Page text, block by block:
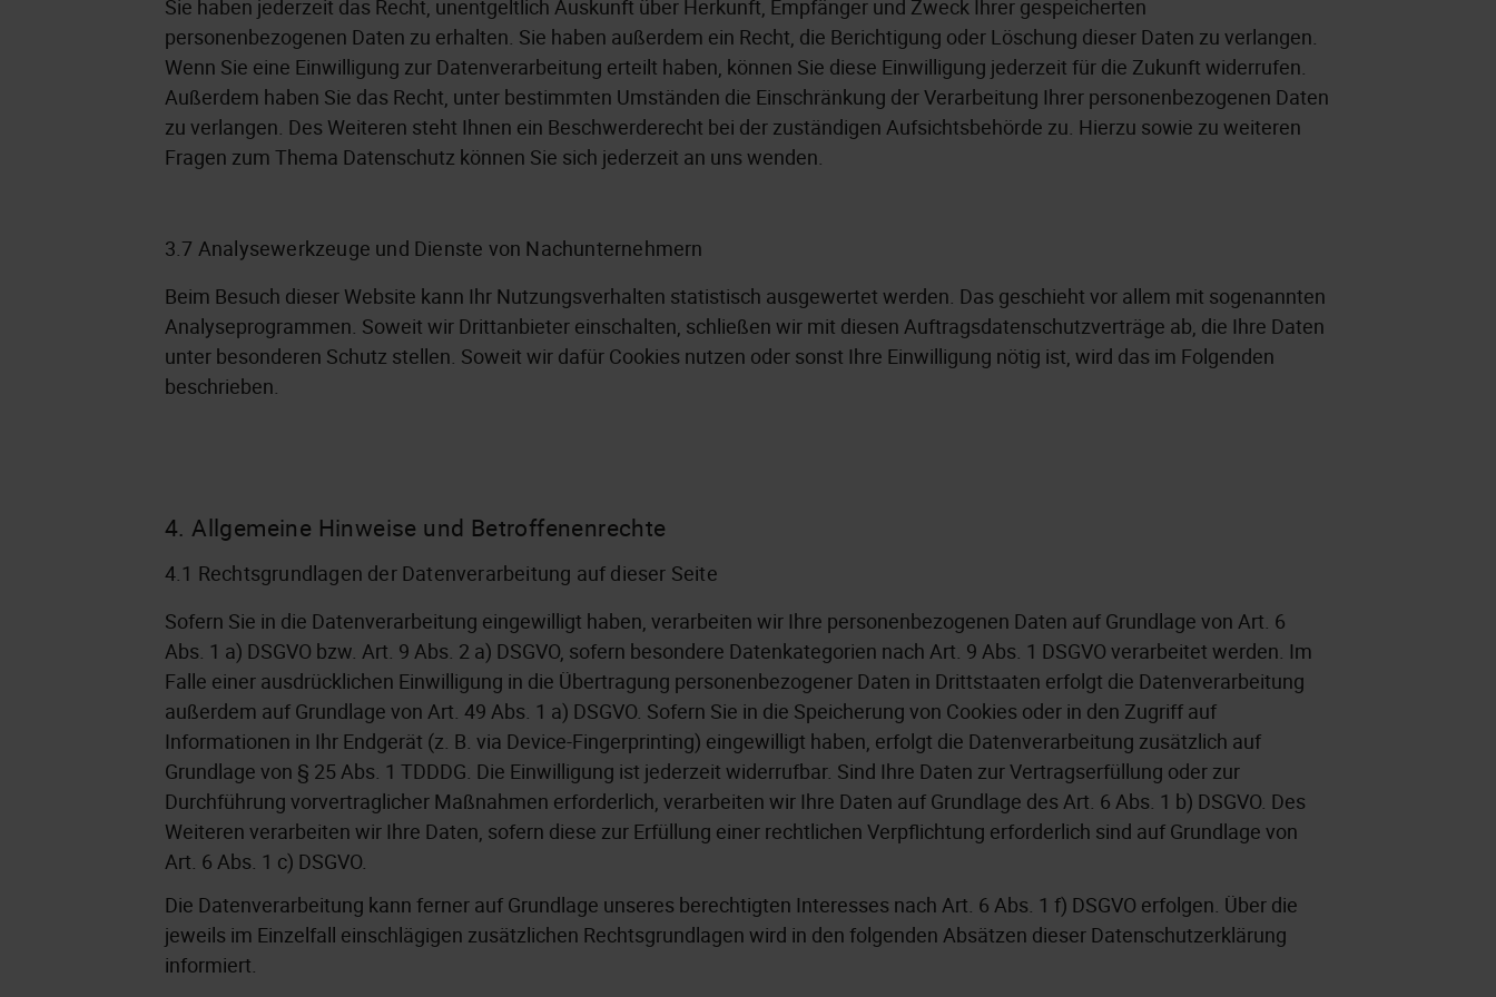
Sie haben jederzeit das Recht, unentgeltlich Auskunft über Herkunft, Empfänger und Zweck Ihrer gespeicherten
personenbezogenen Daten zu erhalten. Sie haben außerdem ein Recht, die Berichtigung oder Löschung dieser Daten zu verlangen.
Wenn Sie eine Einwilligung zur Datenverarbeitung erteilt haben, können Sie diese Einwilligung jederzeit für die Zukunft widerrufen.
Außerdem haben Sie das Recht, unter bestimmten Umständen die Einschränkung der Verarbeitung Ihrer personenbezogenen Daten
zu verlangen. Des Weiteren steht Ihnen ein Beschwerderecht bei der zuständigen Aufsichtsbehörde zu. Hierzu sowie zu weiteren
Fragen zum Thema Datenschutz können Sie sich jederzeit an uns wenden.
3.7 Analysewerkzeuge und Dienste von Nachunternehmern
Beim Besuch dieser Website kann Ihr Nutzungsverhalten statistisch ausgewertet werden. Das geschieht vor allem mit sogenannten
Analyseprogrammen. Soweit wir Drittanbieter einschalten, schließen wir mit diesen Auftragsdatenschutzverträge ab, die Ihre Daten
unter besonderen Schutz stellen. Soweit wir dafür Cookies nutzen oder sonst Ihre Einwilligung nötig ist, wird das im Folgenden
beschrieben.
4. Allgemeine Hinweise und Betroffenenrechte
4.1 Rechtsgrundlagen der Datenverarbeitung auf dieser Seite
Sofern Sie in die Datenverarbeitung eingewilligt haben, verarbeiten wir Ihre personenbezogenen Daten auf Grundlage von Art. 6
Abs. 1 a) DSGVO bzw. Art. 9 Abs. 2 a) DSGVO, sofern besondere Datenkategorien nach Art. 9 Abs. 1 DSGVO verarbeitet werden. Im
Falle einer ausdrücklichen Einwilligung in die Übertragung personenbezogener Daten in Drittstaaten erfolgt die Datenverarbeitung
außerdem auf Grundlage von Art. 49 Abs. 1 a) DSGVO. Sofern Sie in die Speicherung von Cookies oder in den Zugriff auf
Informationen in Ihr Endgerät (z. B. via Device-Fingerprinting) eingewilligt haben, erfolgt die Datenverarbeitung zusätzlich auf
Grundlage von § 25 Abs. 1 TDDDG. Die Einwilligung ist jederzeit widerrufbar. Sind Ihre Daten zur Vertragserfüllung oder zur
Durchführung vorvertraglicher Maßnahmen erforderlich, verarbeiten wir Ihre Daten auf Grundlage des Art. 6 Abs. 1 b) DSGVO. Des
Weiteren verarbeiten wir Ihre Daten, sofern diese zur Erfüllung einer rechtlichen Verpflichtung erforderlich sind auf Grundlage von
Art. 6 Abs. 1 c) DSGVO.
Die Datenverarbeitung kann ferner auf Grundlage unseres berechtigten Interesses nach Art. 6 Abs. 1 f) DSGVO erfolgen. Über die
jeweils im Einzelfall einschlägigen zusätzlichen Rechtsgrundlagen wird in den folgenden Absätzen dieser Datenschutzerklärung
informiert.